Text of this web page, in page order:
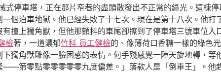
式停車塔，正在那片窄巷的盡頭散發出不正常的綠光。這棟
個泊車地獄。他已經失敗了十七次。現在是第十八次。他
撞上獨角獸，但他那顫抖的車尾卻擦到了停車塔三號車位
檢著，一道濃郁竹科 員工健檢的、像薄荷口香糖一樣的綠色
獨角獸雕像一臉困惑的表情。何手殘感覺一陣天旋地轉，
第零點零零零零零九度偏差。」落款人是「倒車王」。他